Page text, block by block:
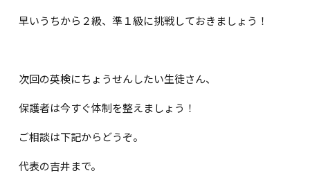
早いうちから２級、準１級に挑戦しておきましょう！
次回の英検にちょうせんしたい生徒さん、
保護者は今すぐ体制を整えましょう！
ご相談は下記からどうぞ。
代表の吉井まで。